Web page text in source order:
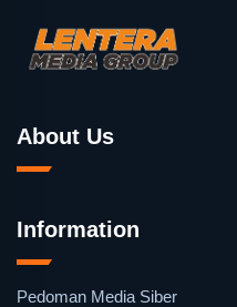
About Us
Information
Pedoman Media Siber